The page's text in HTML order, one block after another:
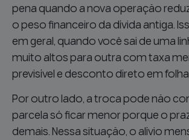
pena quando a nova operação
o peso financeiro da dívida antiga.
em geral, quando você sai de uma
muito altos para outra com taxa
previsível e desconto direto em
Por outro lado, a troca pode não
parcela só ficar menor porque o
demais. Nessa situação, o alívio